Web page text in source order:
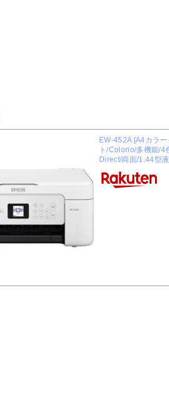
EW-452A [A4カラ
ト/Colorio/多機能/4
Direct/両面/1.44型